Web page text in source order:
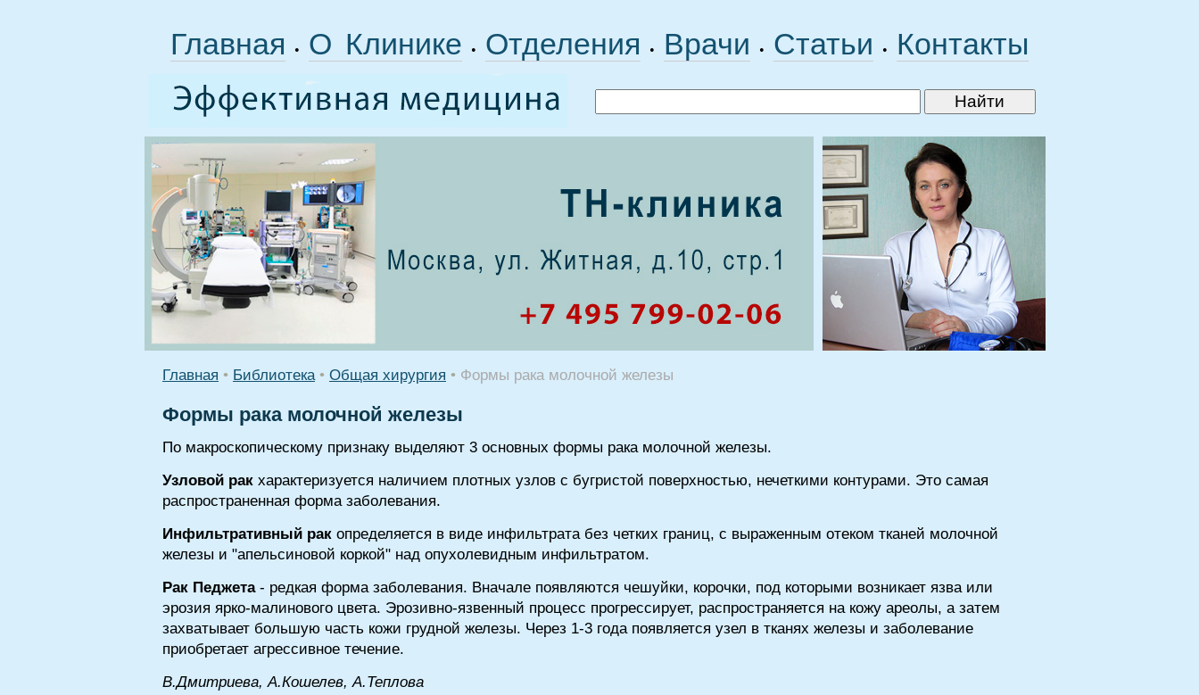
Главная • О Клинике • Отделения • Врачи • Статьи • Контакты
Главная • Библиотека • Общая хирургия • Формы рака молочной железы
Формы рака молочной железы
По макроскопическому признаку выделяют 3 основных формы рака молочной железы.
Узловой рак характеризуется наличием плотных узлов с бугристой поверхностью, нечеткими контурами. Это самая
распространенная форма заболевания.
Инфильтративный рак определяется в виде инфильтрата без четких границ, с выраженным отеком тканей молочной
железы и "апельсиновой коркой" над опухолевидным инфильтратом.
Рак Педжета- редкая форма заболевания. Вначале появляются чешуйки, корочки, под которыми возникает язва или
эрозия ярко-малинового цвета. Эрозивно-язвенный процесс прогрессирует, распространяется на кожу ареолы, а затем
захватывает большую часть кожи грудной железы. Через 1-3 года появляется узел в тканях железы и заболевание
приобретает агрессивное течение.
В.Дмитриева, А.Кошелев, А.Теплова